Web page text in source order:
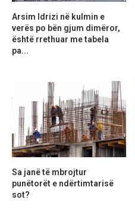
Arsim Idrizi në kulmin e
verës po bën gjum dimëror,
është rrethuar me tabela
pa...
Sa janë të mbrojtur
punëtorët e ndërtimtarisë
sot?